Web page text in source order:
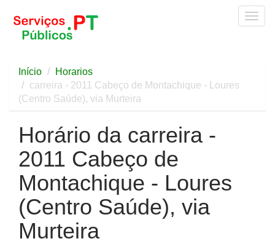
Início
Horarios
carreira - 2011 Cabeço de Montachique - Loures
(Centro Saúde), via Murteira
Horário da carreira -
2011 Cabeço de
Montachique - Loures
(Centro Saúde), via
Murteira